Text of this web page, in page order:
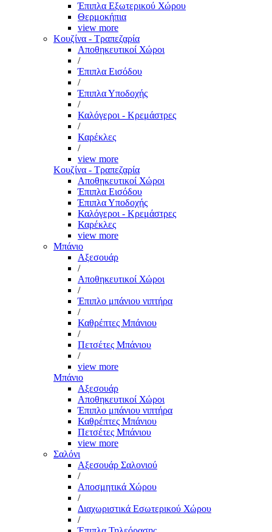
Έπιπλα Εξωτερικού Χώρου
Θερμοκήπια
view more
Κουζίνα - Τραπεζαρία
Αποθηκευτικοί Χώροι
/
Έπιπλα Εισόδου
/
Έπιπλα Υποδοχής
/
Καλόγεροι - Κρεμάστρες
/
Καρέκλες
/
view more
Κουζίνα - Τραπεζαρία
Αποθηκευτικοί Χώροι
Έπιπλα Εισόδου
Έπιπλα Υποδοχής
Καλόγεροι - Κρεμάστρες
Καρέκλες
view more
Μπάνιο
Αξεσουάρ
/
Αποθηκευτικοί Χώροι
/
Έπιπλο μπάνιου νιπτήρα
/
Καθρέπτες Μπάνιου
/
Πετσέτες Μπάνιου
/
view more
Μπάνιο
Αξεσουάρ
Αποθηκευτικοί Χώροι
Έπιπλο μπάνιου νιπτήρα
Καθρέπτες Μπάνιου
Πετσέτες Μπάνιου
view more
Σαλόνι
Αξεσουάρ Σαλονιού
/
Αποσμητικά Χώρου
/
Διαχωριστικά Εσωτερικού Χώρου
/